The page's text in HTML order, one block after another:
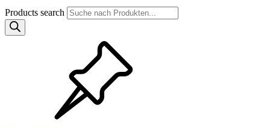
Products search